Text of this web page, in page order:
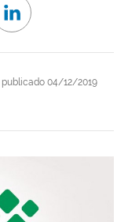
publicado 04/12/2019